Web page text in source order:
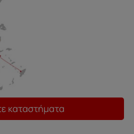
καταστήματα